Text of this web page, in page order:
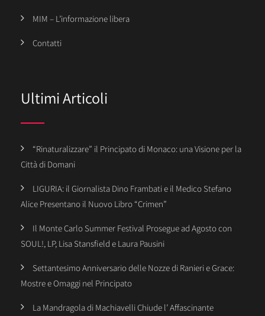
MIM – L’informazione libera
Contatti
Ultimi Articoli
“Rinaturalizzare” il Principato di Monaco: una Visione per la
Città di Domani
LIGURIA: il Giornalista Dino Frambati e il Medico Stefano
Alice Presentano il Nuovo Libro “Crimen”
Il Monte Carlo Summer Festival Prosegue ad Agosto con
SOUL!, LP, Lisa Stansfield e Laura Pausini
Settantesimo Anniversario delle Nozze di Ranieri e Grace:
Mostre e Omaggi nel Principato
La Mandragola di Machiavelli Chiude l’ Affascinante